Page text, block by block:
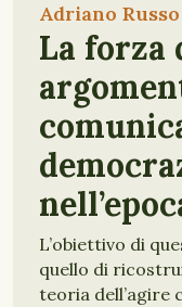
Adriano Russo
La forza
L’obiettivo di
quello di
teoria dell’agire